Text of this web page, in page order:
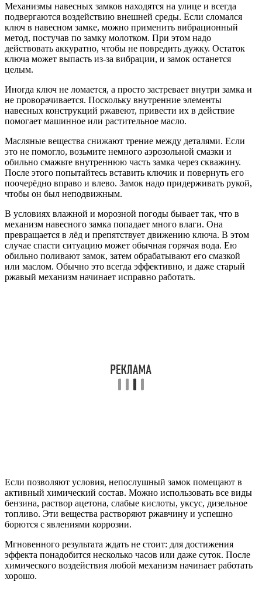
Механизмы навесных замков находятся на улице и всегда
подвергаются воздействию внешней среды. Если сломался
ключ в навесном замке, можно применить вибрационный
метод, постучав по замку молотком. При этом надо
действовать аккуратно, чтобы не повредить дужку. Остаток
ключа может выпасть из-за вибрации, и замок останется
целым.
Иногда ключ не ломается, а просто застревает внутри замка и
не проворачивается. Поскольку внутренние элементы
навесных конструкций ржавеют, привести их в действие
помогает машинное или растительное масло.
Масляные вещества снижают трение между деталями. Если
это не помогло, возьмите немного аэрозольной смазки и
обильно смажьте внутреннюю часть замка через скважину.
После этого попытайтесь вставить ключик и повернуть его
поочерёдно вправо и влево. Замок надо придерживать рукой,
чтобы он был неподвижным.
В условиях влажной и морозной погоды бывает так, что в
механизм навесного замка попадает много влаги. Она
превращается в лёд и препятствует движению ключа. В этом
случае спасти ситуацию может обычная горячая вода. Ею
обильно поливают замок, затем обрабатывают его смазкой
или маслом. Обычно это всегда эффективно, и даже старый
ржавый механизм начинает исправно работать.
Если позволяют условия, непослушный замок помещают в
активный химический состав. Можно использовать все виды
бензина, раствор ацетона, слабые кислоты, уксус, дизельное
топливо. Эти вещества растворяют ржавчину и успешно
борются с явлениями коррозии.
Мгновенного результата ждать не стоит: для достижения
эффекта понадобится несколько часов или даже суток. После
химического воздействия любой механизм начинает работать
хорошо.